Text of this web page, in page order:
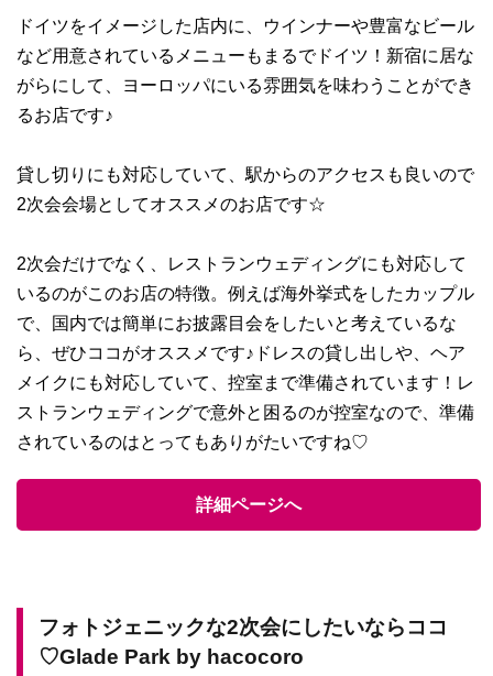
ドイツをイメージした店内に、ウインナーや豊富なビール
など用意されているメニューもまるでドイツ！新宿に居な
がらにして、ヨーロッパにいる雰囲気を味わうことができ
るお店です♪
貸し切りにも対応していて、駅からのアクセスも良いので
2次会会場としてオススメのお店です☆
2次会だけでなく、レストランウェディングにも対応して
いるのがこのお店の特徴。例えば海外挙式をしたカップル
で、国内では簡単にお披露目会をしたいと考えているな
ら、ぜひココがオススメです♪ドレスの貸し出しや、ヘア
メイクにも対応していて、控室まで準備されています！レ
ストランウェディングで意外と困るのが控室なので、準備
されているのはとってもありがたいですね♡
詳細ページへ
フォトジェニックな2次会にしたいならココ
♡Glade Park by hacocoro